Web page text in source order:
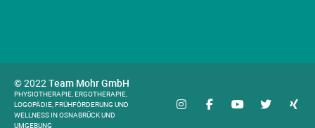
© 2022Team Mohr GmbH
PHYSIOTHERAPIE, ERGOTHERAPIE,
LOGOPÄDIE, FRÜHFÖRDERUNG UND
WELLNESS IN OSNABRÜCK UND
UMGEBUNG